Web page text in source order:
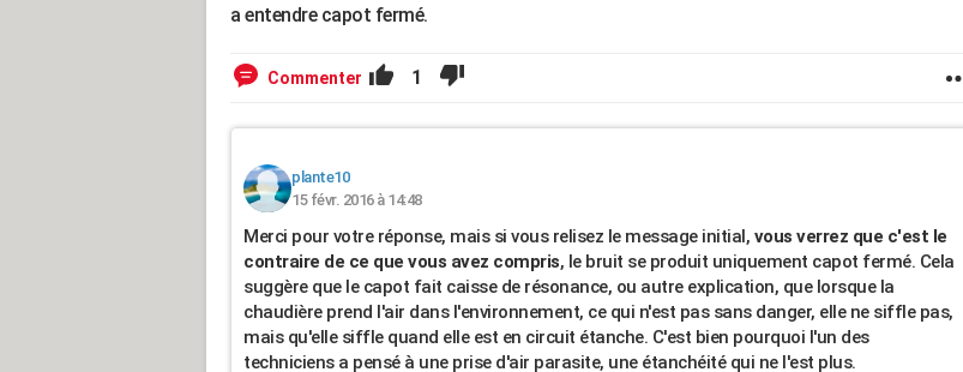
a entendre capot fermé.
Commenter 1
plante10
15 févr. 2016 à 14:48
Merci pour votre réponse, mais si vous relisez le message initial, vous verrez que c'est le
contraire de ce que vous avez compris, le bruit se produit uniquement capot fermé. Cela
suggère que le capot fait caisse de résonance, ou autre explication, que lorsque la
chaudière prend l'air dans l'environnement, ce qui n'est pas sans danger, elle ne siffle pas,
mais qu'elle siffle quand elle est en circuit étanche. C'est bien pourquoi l'un des
techniciens a pensé à une prise d'air parasite, une étanchéité qui ne l'est plus.